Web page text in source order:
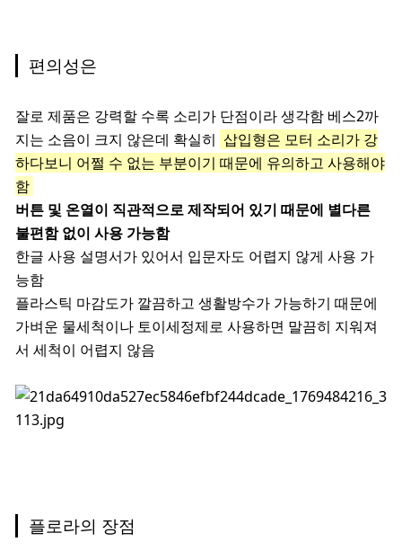
편의성은
잘로 제품은 강력할 수록 소리가 단점이라 생각함 베스2까
지는 소음이 크지 않은데 확실히 삽입형은 모터 소리가 강
하다보니 어쩔 수 없는 부분이기 때문에 유의하고 사용해야
함
버튼 및 온열이 직관적으로 제작되어 있기 때문에 별다른
불편함 없이 사용 가능함
한글 사용 설명서가 있어서 입문자도 어렵지 않게 사용 가
능함
플라스틱 마감도가 깔끔하고 생활방수가 가능하기 때문에
가벼운 물세척이나 토이세정제로 사용하면 말끔히 지워져
서 세척이 어렵지 않음
플로라의 장점